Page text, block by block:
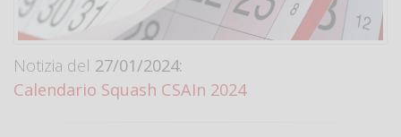
Notizia del 27/01/2024:
Calendario Squash CSAIn 2024